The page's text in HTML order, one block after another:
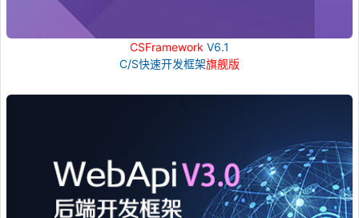
CSFramework V6.1
C/S快速开发框架旗舰版